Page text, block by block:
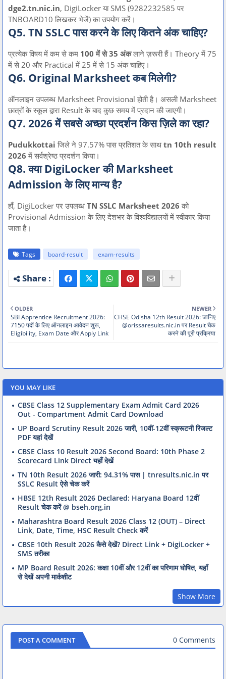
dge2.tn.nic.in, DigiLocker या SMS (9282232585 पर
TNBOARD10 लिखकर भेजें) का उपयोग करें।
Q5. TN SSLC पास करने के लिए कितने अंक चाहिए?
प्रत्येक विषय में कम से कम 100 में से 35 अंकलाने ज़रूरी हैं। Theory में 75
में से 20 और Practical में 25 में से 15 अंक चाहिए।
Q6. Original Marksheet कब मिलेगी?
ऑनलाइन उपलब्ध Marksheet Provisional होती है। असली Marksheet
छात्रों के स्कूल द्वारा Result के बाद कुछ समय में प्रदान की जाएगी।
Q7. 2026 में सबसे अच्छा प्रदर्शन किस ज़िले का रहा?
Pudukkottai जिले ने 97.57% पास प्रतिशत के साथ tn 10th result
2026 में सर्वश्रेष्ठ प्रदर्शन किया।
Q8. क्या DigiLocker की Marksheet
Admission के लिए मान्य है?
हाँ, DigiLocker पर उपलब्ध TN SSLC Marksheet 2026 को
Provisional Admission के लिए देशभर के विश्वविद्यालयों में स्वीकार किया
जाता है।
Tags board-result exam-results
NEWER
CHSE Odisha 12th Result 2026: जानिए
@orissaresults.nic.in पर Result चेक
करने की पूरी प्रक्रिया
OLDER
SBI Apprentice Recruitment 2026:
7150 पदों के लिए ऑनलाइन आवेदन शुरू,
Eligibility, Exam Date और Apply Link
YOU MAY LIKE
CBSE Class 12 Supplementary Exam Admit Card 2026
Out - Compartment Admit Card Download
UP Board Scrutiny Result 2026 जारी, 10वीं-12वीं स्क्रूटनी रिजल्ट
PDF यहां देखें
CBSE Class 10 Result 2026 Second Board: 10th Phase 2
Scorecard Link Direct यहाँ देखें
TN 10th Result 2026 जारी: 94.31% पास | tnresults.nic.in पर
SSLC Result ऐसे चेक करें
HBSE 12th Result 2026 Declared: Haryana Board 12वीं
Result चेक करें @ bseh.org.in
Maharashtra Board Result 2026 Class 12 (OUT) – Direct
Link, Date, Time, HSC Result Check करें
CBSE 10th Result 2026 कैसे देखें? Direct Link + DigiLocker +
SMS तरीका
MP Board Result 2026: कक्षा 10वीं और 12वीं का परिणाम घोषित, यहाँ
से देखें अपनी मार्कशीट
Show More
POST A COMMENT 0 Comments